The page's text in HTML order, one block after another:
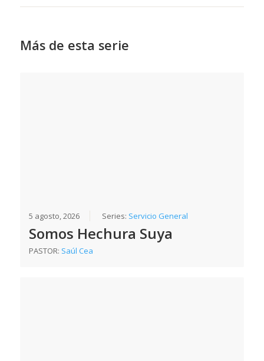
Más de esta serie
5 agosto, 2026 Series: Servicio General
Somos Hechura Suya
PASTOR: Saúl Cea